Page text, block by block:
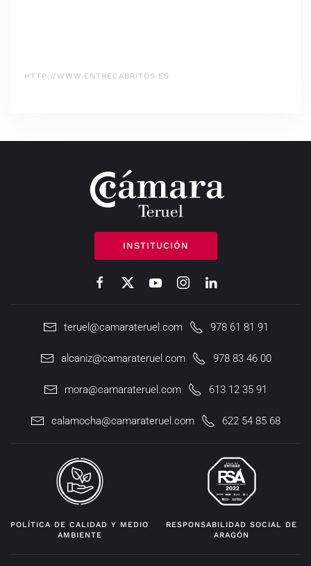
HTTP://WWW.ENTRECABRITOS.ES
INSTITUCIÓN
teruel@camarateruel.com 978 61 81 91
alcaniz@camarateruel.com 978 83 46 00
mora@camarateruel.com 613 12 35 91
calamocha@camarateruel.com 622 54 85 68
POLÍTICA DE CALIDAD Y MEDIO
AMBIENTE
RESPONSABILIDAD SOCIAL DE
ARAGÓN